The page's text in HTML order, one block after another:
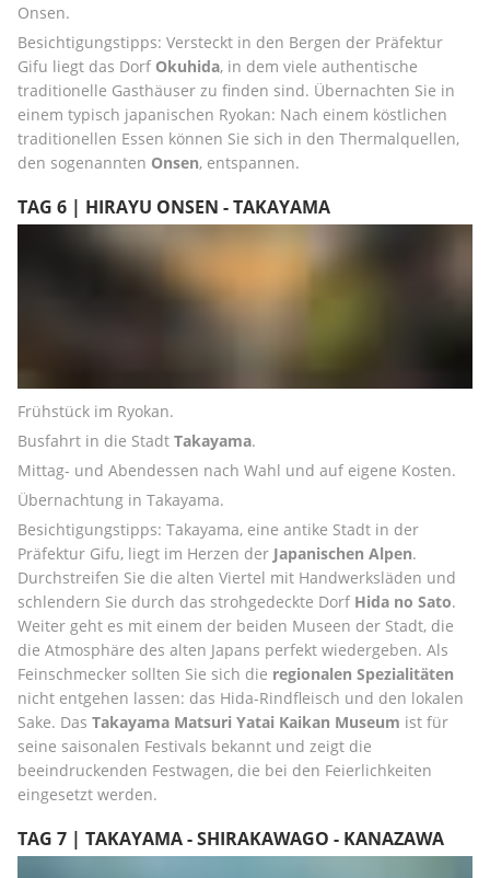
Onsen.
Besichtigungstipps: Versteckt in den Bergen der Präfektur
Gifu liegt das Dorf Okuhida, in dem viele authentische
traditionelle Gasthäuser zu finden sind. Übernachten Sie in
einem typisch japanischen Ryokan: Nach einem köstlichen
traditionellen Essen können Sie sich in den Thermalquellen,
den sogenannten Onsen, entspannen.
TAG 6 | HIRAYU ONSEN - TAKAYAMA
Frühstück im Ryokan.
Busfahrt in die Stadt Takayama.
Mittag- und Abendessen nach Wahl und auf eigene Kosten.
Übernachtung in Takayama.
Besichtigungstipps: Takayama, eine antike Stadt in der
Präfektur Gifu, liegt im Herzen der Japanischen Alpen.
Durchstreifen Sie die alten Viertel mit Handwerksläden und
schlendern Sie durch das strohgedeckte Dorf Hida no Sato.
Weiter geht es mit einem der beiden Museen der Stadt, die
die Atmosphäre des alten Japans perfekt wiedergeben. Als
Feinschmecker sollten Sie sich die regionalen Spezialitäten
nicht entgehen lassen: das Hida-Rindfleisch und den lokalen
Sake. Das Takayama Matsuri Yatai Kaikan Museum ist für
seine saisonalen Festivals bekannt und zeigt die
beeindruckenden Festwagen, die bei den Feierlichkeiten
eingesetzt werden.
TAG 7 | TAKAYAMA - SHIRAKAWAGO - KANAZAWA